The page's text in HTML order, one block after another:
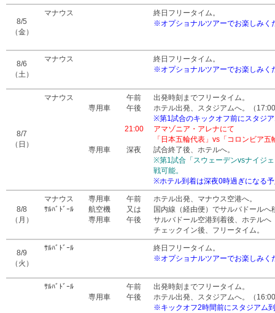
8/5
（金）
マナウス
終日フリータイム。
※オプショナルツアーでお楽しみく
8/6
（土）
マナウス
終日フリータイム。
※オプショナルツアーでお楽しみく
8/7
（日）
マナウス
専用車
専用車
午前
午後
21:00
深夜
出発時刻までフリータイム。
ホテル出発、スタジアムへ。（
※第1試合のキックオフ前にスタジ
アマゾニア・アレナにて
「日本五輪代表」vs「コロンビア五
試合終了後、ホテルへ。
※第1試合「スウェーデンvsナイジ
戦可能。
※ホテル到着は深夜0時過ぎになる
8/8
（月）
マナウス
ｻﾙﾊﾞﾄﾞｰﾙ
専用車
航空機
専用車
午前
又は
午後
ホテル出発、マナウス空港へ。
国内線（経由便）でサルバドールへ
サルバドール空港到着後、ホテルへ
チェックイン後、フリータイム。
8/9
（火）
ｻﾙﾊﾞﾄﾞｰﾙ
終日フリータイム。
※オプショナルツアーでお楽しみく
ｻﾙﾊﾞﾄﾞｰﾙ
専用車
午前
午後
出発時刻までフリータイム。
ホテル出発、スタジアムへ。（
※キックオフ2時間前にスタジアム